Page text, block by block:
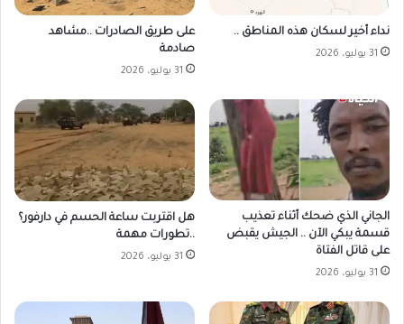
نداء أخير لسكان هذه المناطق ..
31 يوليو، 2026
على طريق الصادرات ..مشاهد
صادمة
31 يوليو، 2026
الجاني الذي ضحك أثناء تعذيب
قسمة يبكي الآن .. الجيش يقبض
على قاتل الفتاة
31 يوليو، 2026
هل اقتربت ساعة الحسم في دارفور؟
..تطورات مهمة
31 يوليو، 2026